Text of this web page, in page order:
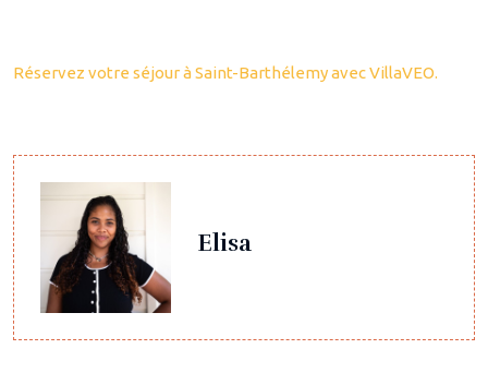
Réservez votre séjour à Saint-Barthélemy avec VillaVEO.
Elisa